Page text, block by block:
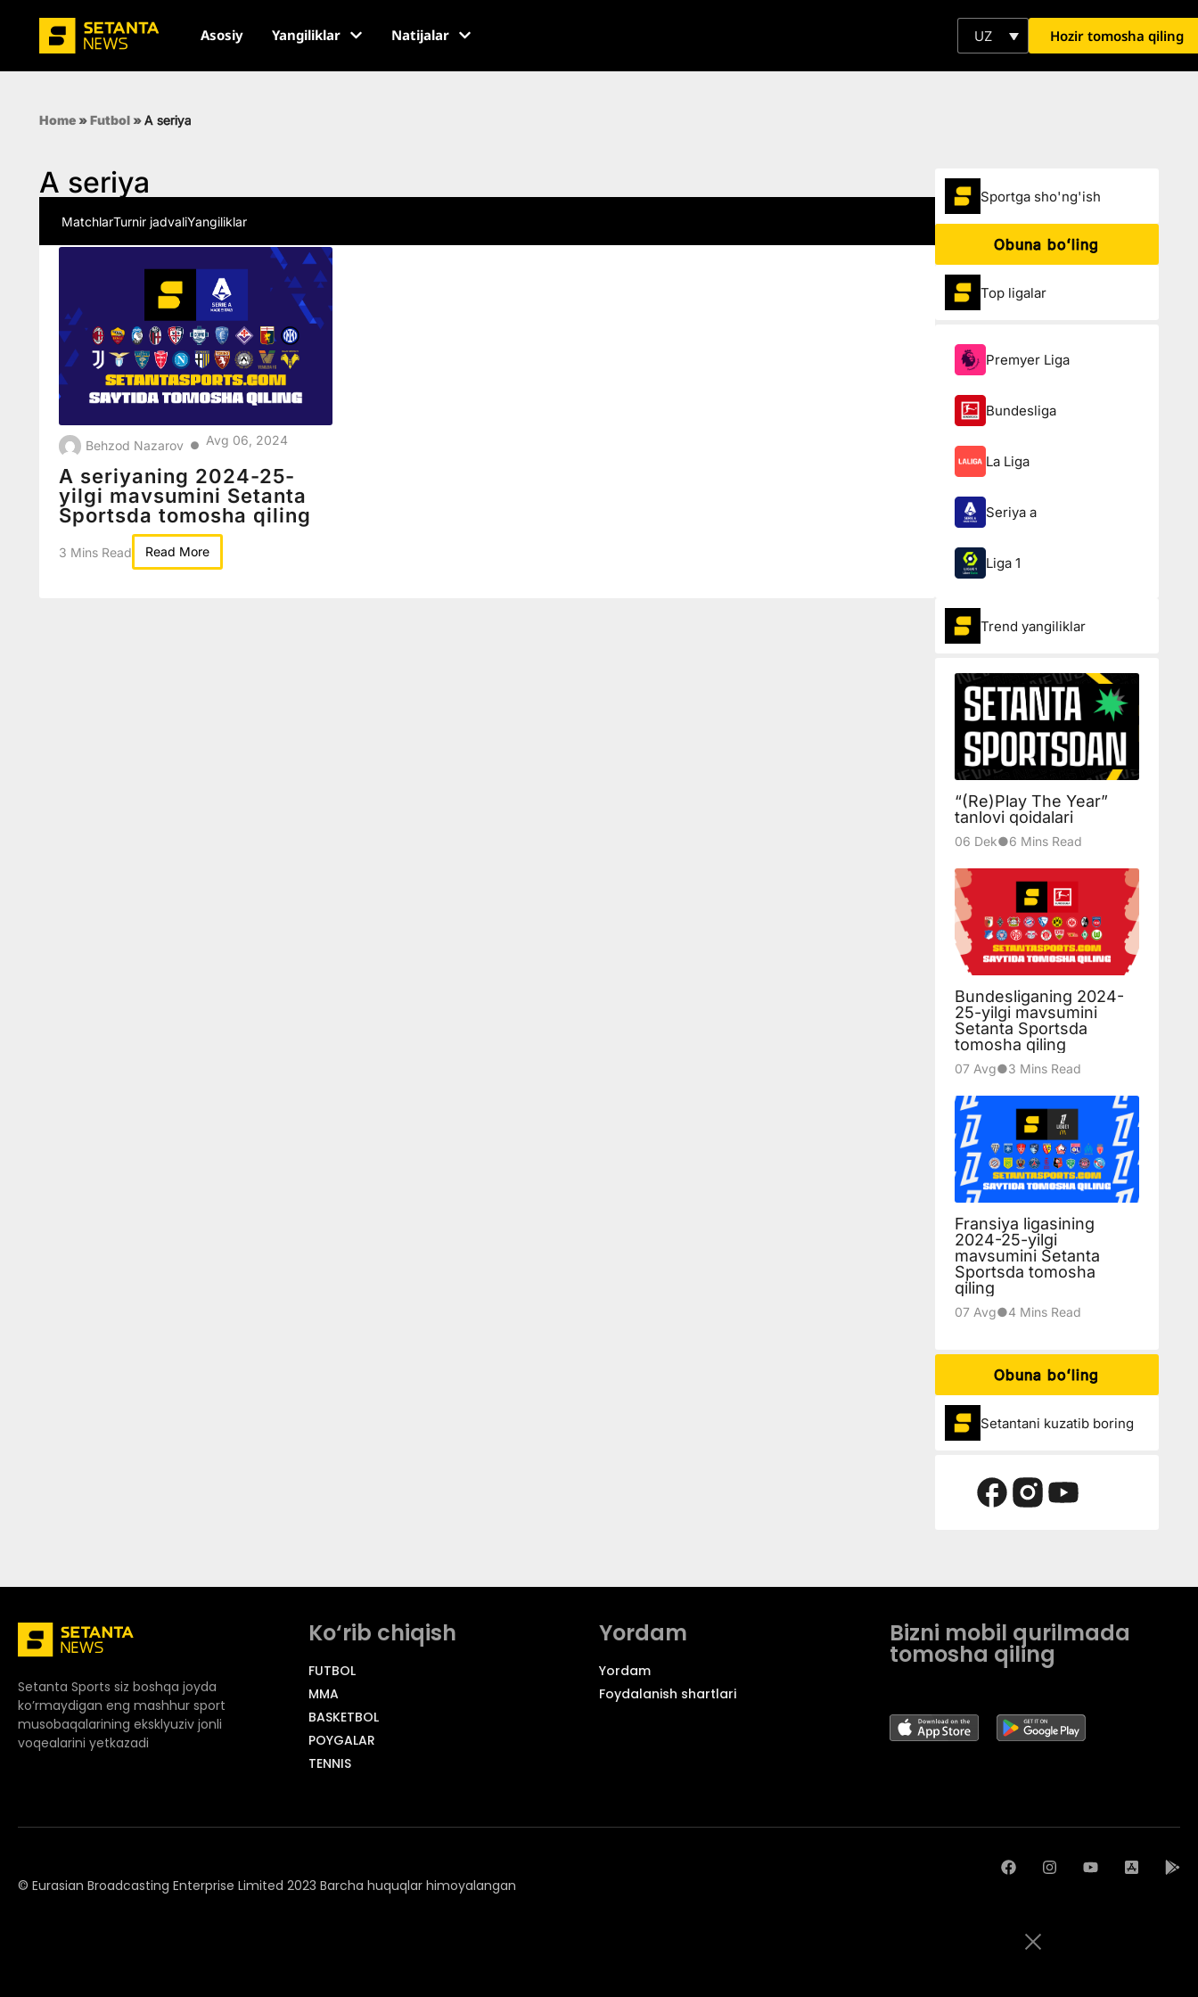
Asosiy Yangiliklar Natijalar UZ Hozir tomosha qiling
Home »Futbol »A seriya
A seriya
MatchlarTurnir jadvaliYangiliklar
Behzod Nazarov ● Avg 06, 2024
A seriyaning 2024-25-
yilgi mavsumini Setanta
Sportsda tomosha qiling
3 Mins Read Read More
Sportga sho'ng'ish
Obuna boʻling
Top ligalar
Premyer Liga
Bundesliga
La Liga
Seriya a
Liga 1
Trend yangiliklar
“(Re)Play The Year”
tanlovi qoidalari
06 Dek●6 Mins Read
Bundesliganing 2024-
25-yilgi mavsumini
Setanta Sportsda
tomosha qiling
07 Avg●3 Mins Read
Fransiya ligasining
2024-25-yilgi
mavsumini Setanta
Sportsda tomosha
qiling
07 Avg●4 Mins Read
Obuna boʻling
Setantani kuzatib boring
Setanta Sports siz boshqa joyda
ko’rmaydigan eng mashhur sport
musobaqalarining eksklyuziv jonli
voqealarini yetkazadi
Ko‘rib chiqish
FUTBOL
MMA
BASKETBOL
POYGALAR
TENNIS
Yordam
Yordam
Foydalanish shartlari
Bizni mobil qurilmada
tomosha qiling
© Eurasian Broadcasting Enterprise Limited 2023 Barcha huquqlar himoyalangan